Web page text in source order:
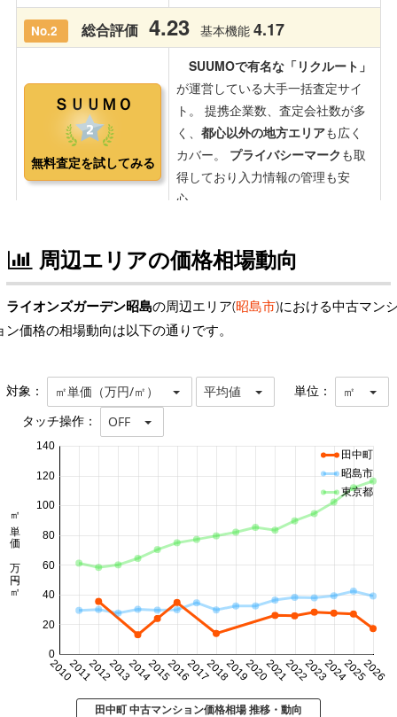
周辺エリアの価格相場動向
ライオンズガーデン昭島の周辺エリア(昭島市)における中古マン
ン価格の相場動向は以下の通りです。
対象： ㎡単価（万円/㎡） 平均値 単位： ㎡
タッチ操作： OFF
20102011201220132014201520162017201820192020202120222023202420252026
0
20
40
60
80
100
120
140
㎡単価 万円/㎡
田中町
昭島市
東京都
田中町 中古マンション価格相場 推移・動向